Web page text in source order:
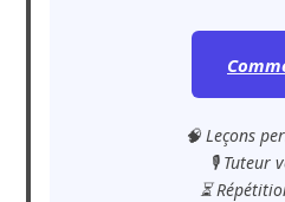
🧠 Leçons
🎙️ Tuteur
⏳